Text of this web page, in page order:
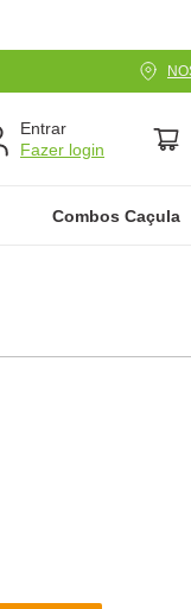
Entrar
Combos Caçula